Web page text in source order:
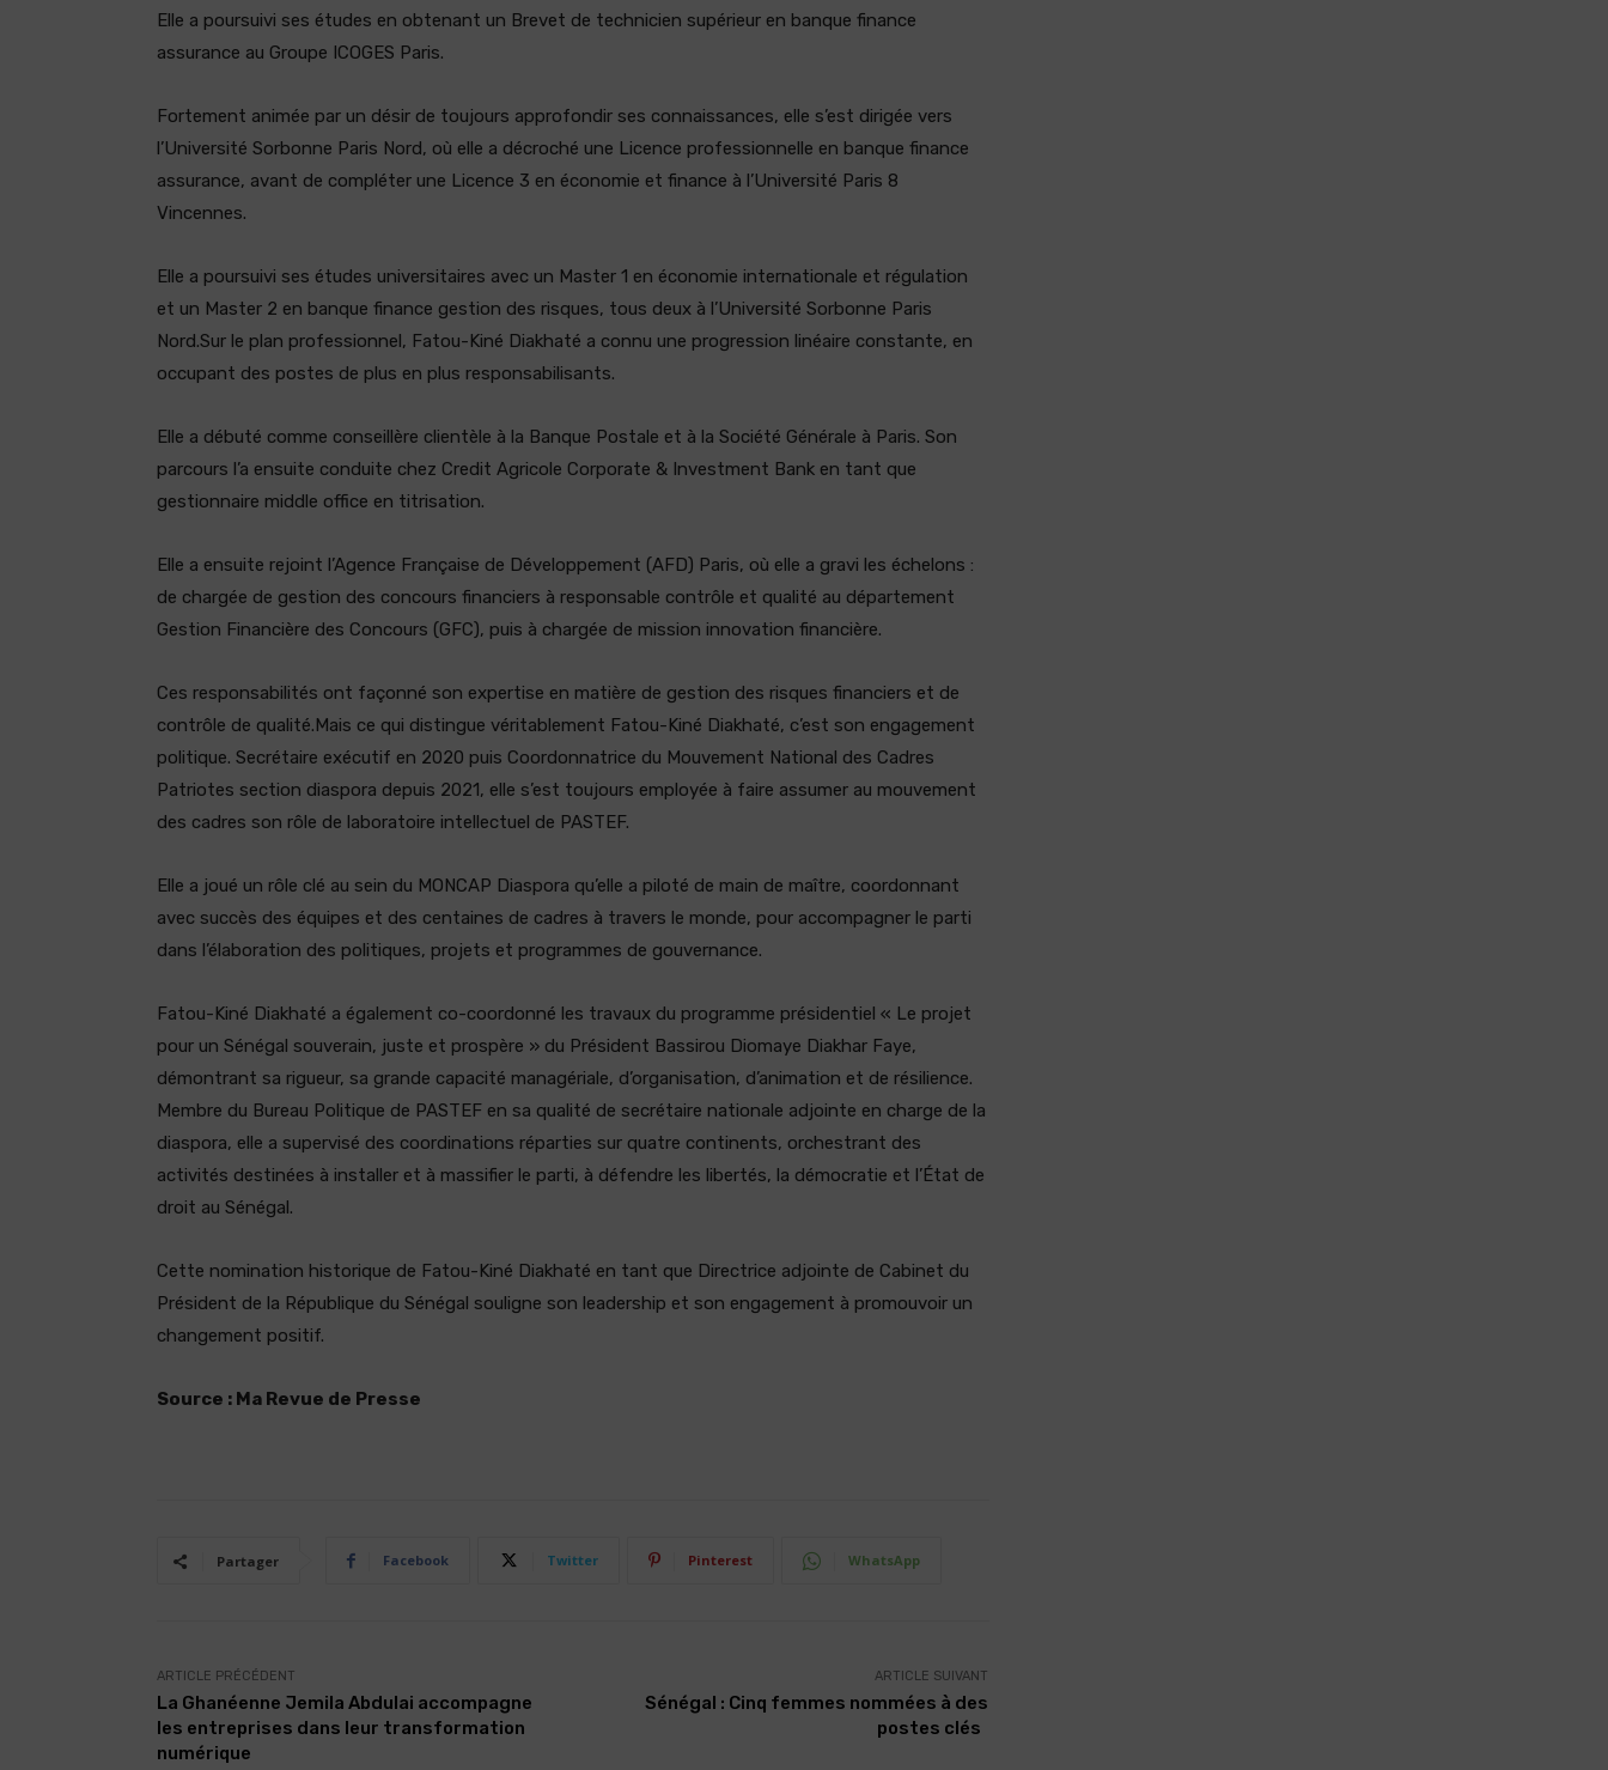
Elle a poursuivi ses études en obtenant un Brevet de technicien supérieur en banque finance
assurance au Groupe ICOGES Paris.
Fortement animée par un désir de toujours approfondir ses connaissances, elle s’est dirigée vers
l’Université Sorbonne Paris Nord, où elle a décroché une Licence professionnelle en banque finance
assurance, avant de compléter une Licence 3 en économie et finance à l’Université Paris 8
Vincennes.
Elle a poursuivi ses études universitaires avec un Master 1 en économie internationale et régulation
et un Master 2 en banque finance gestion des risques, tous deux à l’Université Sorbonne Paris
Nord.Sur le plan professionnel, Fatou-Kiné Diakhaté a connu une progression linéaire constante, en
occupant des postes de plus en plus responsabilisants.
Elle a débuté comme conseillère clientèle à la Banque Postale et à la Société Générale à Paris. Son
parcours l’a ensuite conduite chez Credit Agricole Corporate & Investment Bank en tant que
gestionnaire middle office en titrisation.
Elle a ensuite rejoint l’Agence Française de Développement (AFD) Paris, où elle a gravi les échelons :
de chargée de gestion des concours financiers à responsable contrôle et qualité au département
Gestion Financière des Concours (GFC), puis à chargée de mission innovation financière.
Ces responsabilités ont façonné son expertise en matière de gestion des risques financiers et de
contrôle de qualité.Mais ce qui distingue véritablement Fatou-Kiné Diakhaté, c’est son engagement
politique. Secrétaire exécutif en 2020 puis Coordonnatrice du Mouvement National des Cadres
Patriotes section diaspora depuis 2021, elle s’est toujours employée à faire assumer au mouvement
des cadres son rôle de laboratoire intellectuel de PASTEF.
Elle a joué un rôle clé au sein du MONCAP Diaspora qu’elle a piloté de main de maître, coordonnant
avec succès des équipes et des centaines de cadres à travers le monde, pour accompagner le parti
dans l’élaboration des politiques, projets et programmes de gouvernance.
Fatou-Kiné Diakhaté a également co-coordonné les travaux du programme présidentiel « Le projet
pour un Sénégal souverain, juste et prospère » du Président Bassirou Diomaye Diakhar Faye,
démontrant sa rigueur, sa grande capacité managériale, d’organisation, d’animation et de résilience.
Membre du Bureau Politique de PASTEF en sa qualité de secrétaire nationale adjointe en charge de la
diaspora, elle a supervisé des coordinations réparties sur quatre continents, orchestrant des
activités destinées à installer et à massifier le parti, à défendre les libertés, la démocratie et l’État de
droit au Sénégal.
Cette nomination historique de Fatou-Kiné Diakhaté en tant que Directrice adjointe de Cabinet du
Président de la République du Sénégal souligne son leadership et son engagement à promouvoir un
changement positif.
Source : Ma Revue de Presse
Partager Facebook Twitter Pinterest WhatsApp
ARTICLE PRÉCÉDENT
La Ghanéenne Jemila Abdulai accompagne
les entreprises dans leur transformation
numérique
ARTICLE SUIVANT
Sénégal : Cinq femmes nommées à des
postes clés